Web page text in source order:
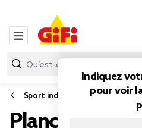
Indiquez
pour voir
Sport individuel
Planche